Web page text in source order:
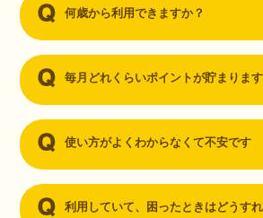
何歳から利用できますか？
毎月どれくらいポイントが貯まります
使い方がよくわからなくて不安です
利用していて、困ったときはどうす